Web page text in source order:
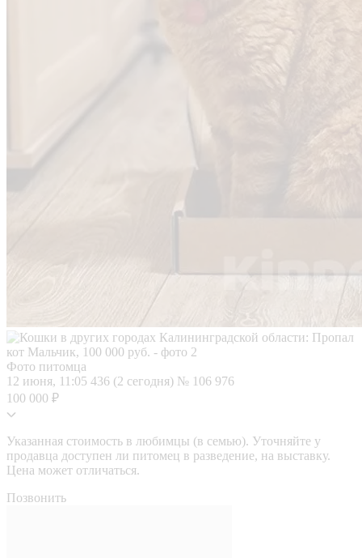
Фото питомца
12 июня, 11:05 436 (2 сегодня) № 106 976
100 000 ₽
Указанная стоимость в любимцы (в семью). Уточняйте у
продавца доступен ли питомец в разведение, на выставку.
Цена может отличаться.
Позвонить